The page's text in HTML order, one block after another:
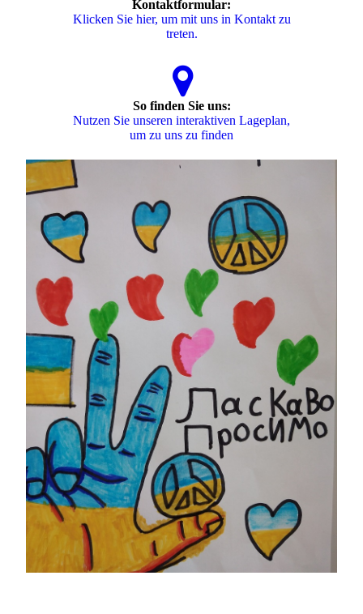
Kontaktformular:
Klicken Sie hier, um mit uns in Kontakt zu
treten.
So finden Sie uns:
Nutzen Sie unseren interaktiven La­ge­plan,
um zu uns zu finden